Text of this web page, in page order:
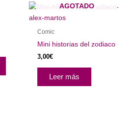
AGOTADO
Comic
Mini historias del zodiaco
3,00€
Leer más